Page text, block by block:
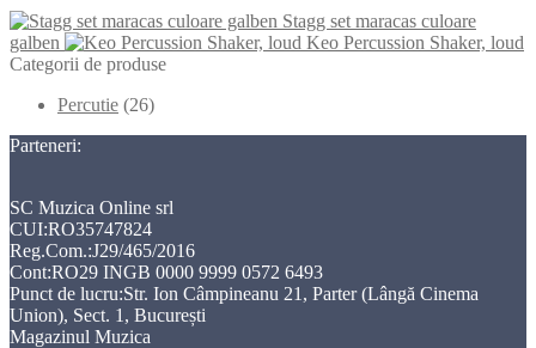
Stagg set maracas culoare
galben
Keo Percussion Shaker, loud
Categorii de produse
Percutie (26)
Parteneri:
SC Muzica Online srl
CUI:RO35747824
Reg.Com.:J29/465/2016
Cont:RO29 INGB 0000 9999 0572 6493
Punct de lucru:Str. Ion Câmpineanu 21, Parter (Lângă Cinema
Union), Sect. 1, București
Magazinul Muzica